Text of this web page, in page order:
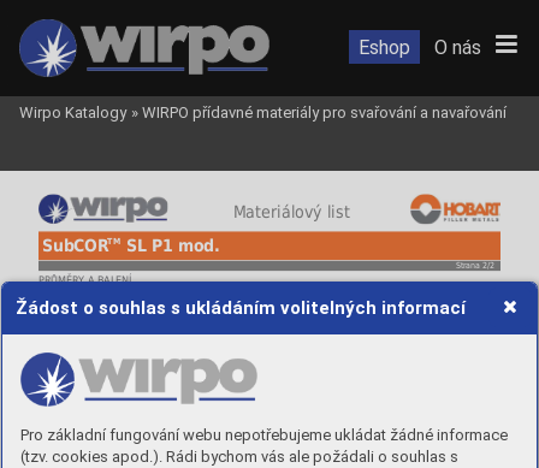
Žádost o souhlas s ukládáním volitelných informací
Pro základní fungování webu nepotřebujeme ukládat žádné informace
(tzv. cookies apod.). Rádi bychom vás ale požádali o souhlas s
Materiálový list
SubCORTM SL P1 mod.
Strana 2/2
PRŮMĚRY A BALENÍ
SCP1MUP24 2,4 mm
25 kg / K415
SCP1MUP40
4,0 mm 25 kg / K415
Eshop O nás
Wirpo Katalogy » WIRPO přídavné materiály pro svařování a navařování